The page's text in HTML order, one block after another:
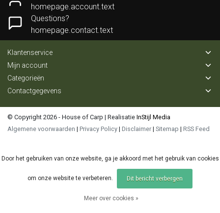
homepage.account.text
Questions?
homepage.contact.text
Klantenservice
Mijn account
Categorieën
Contactgegevens
© Copyright 2026 - House of Carp | Realisatie InStijl Media
Algemene voorwaarden | Privacy Policy | Disclaimer | Sitemap | RSS Feed
Door het gebruiken van onze website, ga je akkoord met het gebruik van cookies
om onze website te verbeteren. Dit bericht verbergen
Meer over cookies »